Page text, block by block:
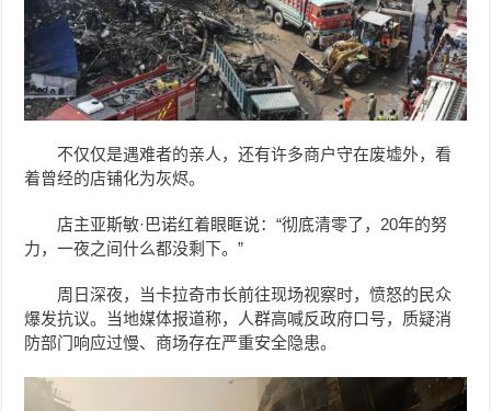
不仅仅是遇难者的亲人，还有许多商户守在废墟外，看
着曾经的店铺化为灰烬。
店主亚斯敏·巴诺红着眼眶说：“彻底清零了，20年的努
力，一夜之间什么都没剩下。”
周日深夜，当卡拉奇市长前往现场视察时，愤怒的民众
爆发抗议。当地媒体报道称，人群高喊反政府口号，质疑消
防部门响应过慢、商场存在严重安全隐患。